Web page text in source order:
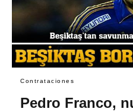
Contrataciones
Pedro Franco,